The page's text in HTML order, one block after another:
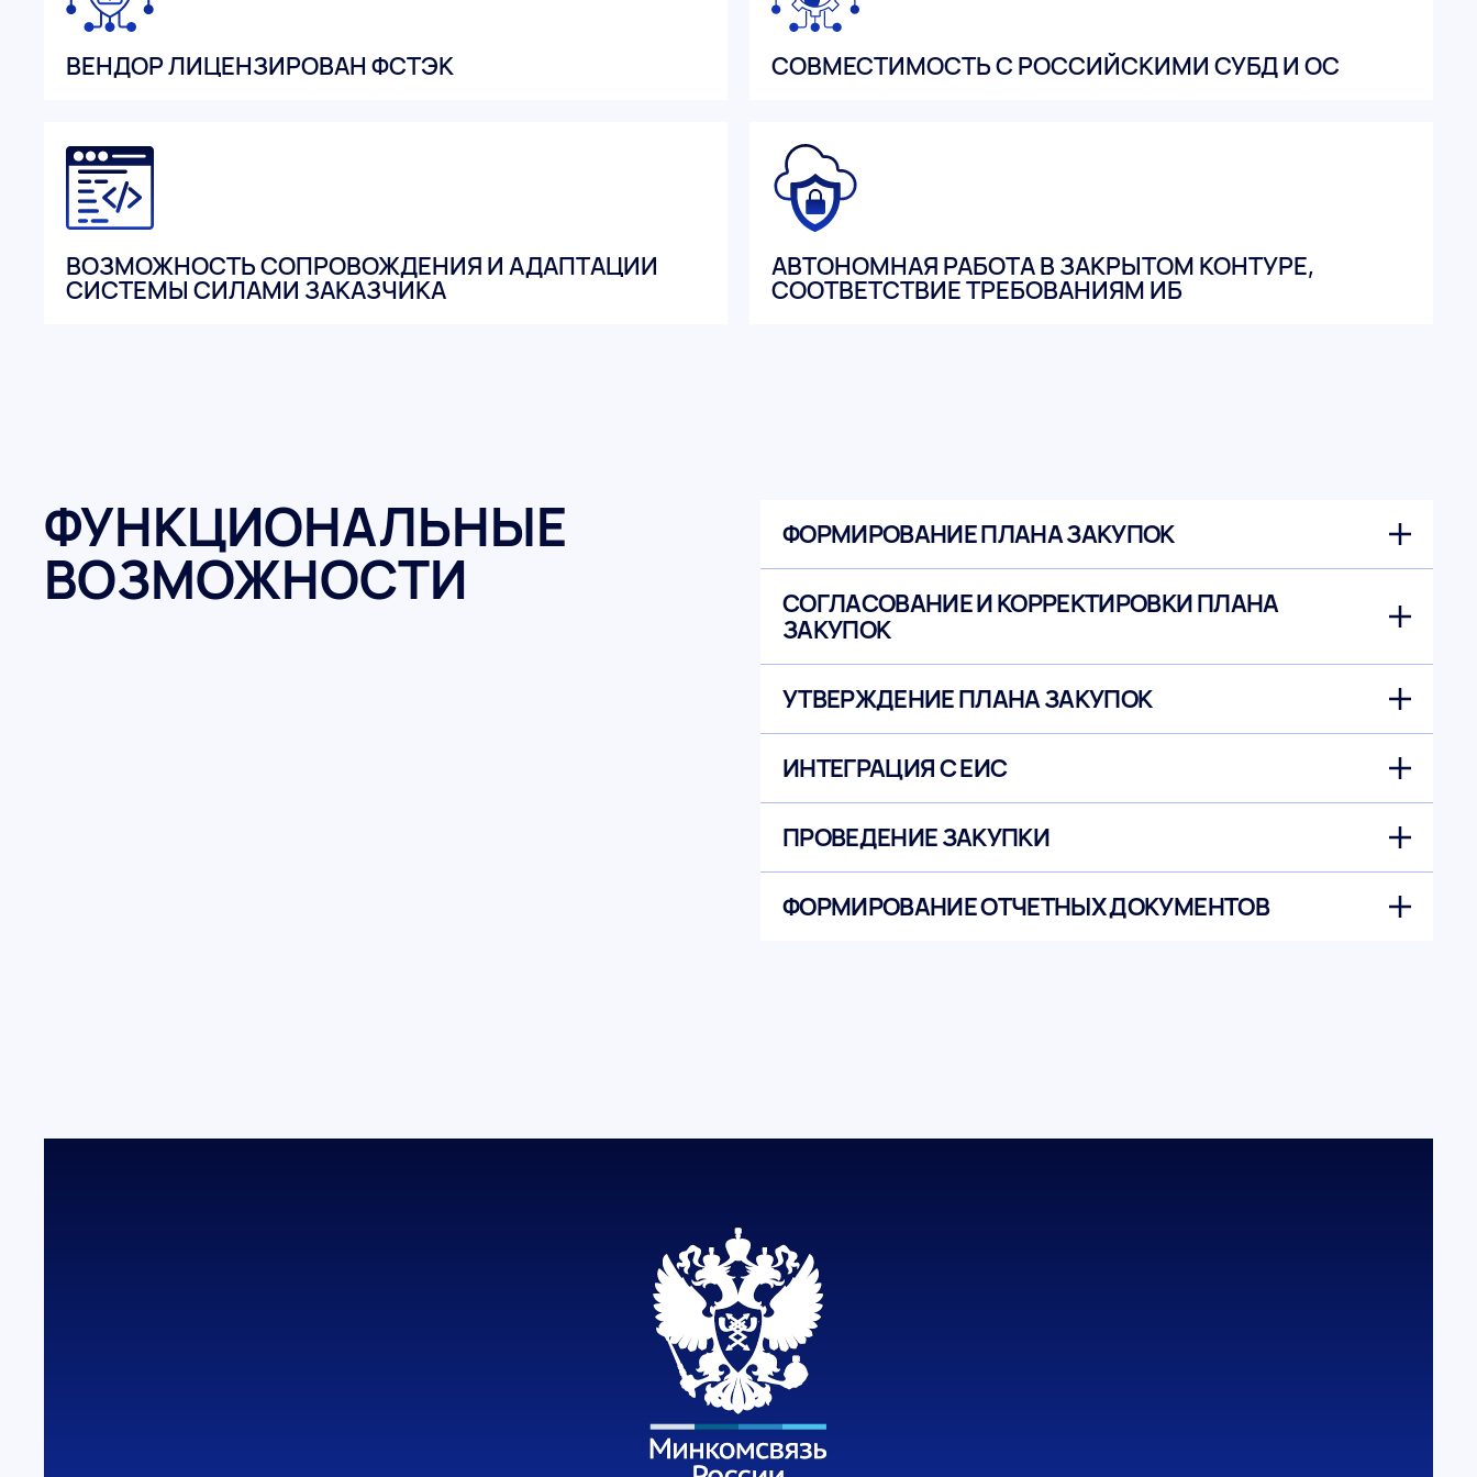
ВЕНДОР ЛИЦЕНЗИРОВАН ФСТЭК СОВМЕСТИМОСТЬ С РОССИЙСКИМИ СУБД И ОС
ВОЗМОЖНОСТЬ СОПРОВОЖДЕНИЯ И АДАПТАЦИИ
СИСТЕМЫ СИЛАМИ ЗАКАЗЧИКА
АВТОНОМНАЯ РАБОТА В ЗАКРЫТОМ КОНТУРЕ,
СООТВЕТСТВИЕ ТРЕБОВАНИЯМ ИБ
ФУНКЦИОНАЛЬНЫЕ
ВОЗМОЖНОСТИ
ФОРМИРОВАНИЕ ПЛАНА ЗАКУПОК
СОГЛАСОВАНИЕ И КОРРЕКТИРОВКИ ПЛАНА
ЗАКУПОК
УТВЕРЖДЕНИЕ ПЛАНА ЗАКУПОК
ИНТЕГРАЦИЯ С ЕИС
ПРОВЕДЕНИЕ ЗАКУПКИ
ФОРМИРОВАНИЕ ОТЧЕТНЫХ ДОКУМЕНТОВ